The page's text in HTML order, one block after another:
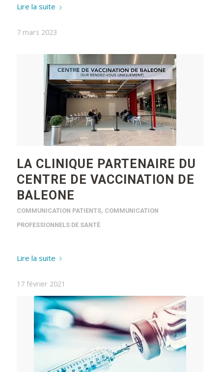
Lire la suite
7 mars 2023
LA CLINIQUE PARTENAIRE DU
CENTRE DE VACCINATION DE
BALEONE
COMMUNICATION PATIENTS, COMMUNICATION
PROFESSIONNELS DE SANTÉ
Lire la suite
17 février 2021